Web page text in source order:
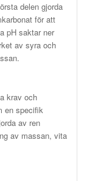
delen gjorda
för att
pH saktar ner
av syra och
krav och
en specifik
av ren
av massan, vita